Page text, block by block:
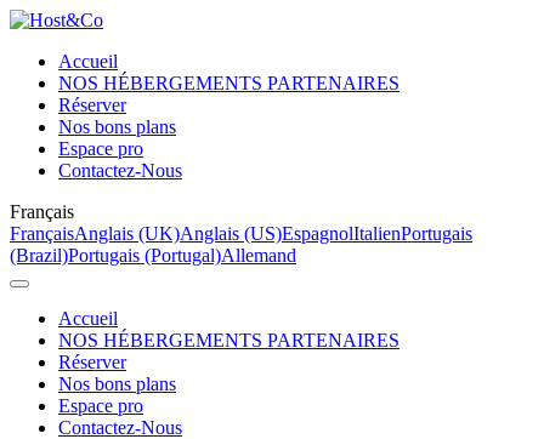
Accueil
NOS HÉBERGEMENTS PARTENAIRES
Réserver
Nos bons plans
Espace pro
Contactez-Nous
Français
FrançaisAnglais (UK)Anglais (US)EspagnolItalienPortugais
(Brazil)Portugais (Portugal)Allemand
Accueil
NOS HÉBERGEMENTS PARTENAIRES
Réserver
Nos bons plans
Espace pro
Contactez-Nous